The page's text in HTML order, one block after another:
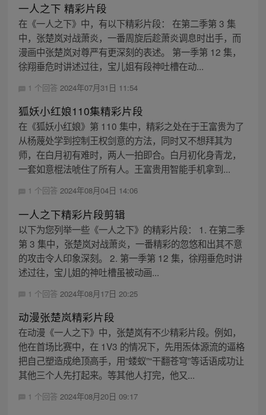
一人之下 精彩片段
在《一人之下》中，有以下精彩片段： 在第二季第 3 集
中，张楚岚对战萧炎，一番周旋后趁萧炎调息时出手，而
漫画中张楚岚对尊严有更深刻的表述。 第一季第 12 集，
徐翔垂危时讲述过往，宝儿姐有段神吐槽在动...
1 个回答 2024年07月31日 11:54
狐妖小红娘110集精彩片段
在《狐妖小红娘》第 110 集中，精彩之处在于王富贵为了
从杨蔑处学到控制王权剑意的方法，同时又不想拜其为
师，在白月初有难时，两人一拍即合。白月初化身青龙，
一套如意棍法唬住了所有人。王富贵用智能手机拿到...
1 个回答 2024年08月04日 14:06
一人之下精彩片段剪辑
以下为您列举一些《一人之下》的精彩片段： 1. 在第二季
第 3 集中，张楚岚对战萧炎，一番精彩的忽悠和出其不意
的攻击令人印象深刻。 2. 第一季第 12 集，徐翔垂危时讲
述过往，宝儿姐的神吐槽虽被动画...
1 个回答 2024年08月17日 20:25
动漫张楚岚精彩片段
在动漫《一人之下》中，张楚岚有不少精彩片段。例如，
他在首场比赛中，在 1V3 的情况下，先用炁体源流的逼格
把自己塑造成绝顶高手，用“蝼蚁”“干翻苍穹”等话语成功让
其他三个人先打起来。等其他人打完，他又...
1 个回答 2024年08月20日 09:17